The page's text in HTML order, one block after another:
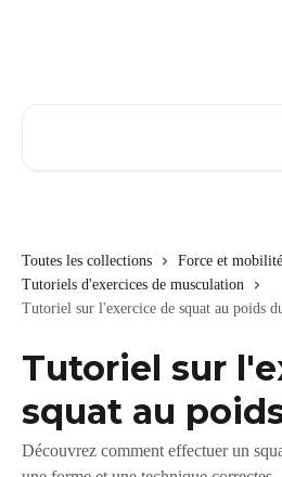
Toutes les collections
Force et mobilité
Tutoriels d'exercices de musculation
Tutoriel sur l'exercice de squat au poids
Tutoriel sur
squat au
Découvrez comment effectuer un